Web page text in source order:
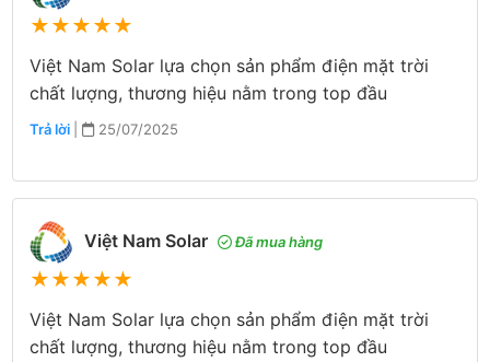
★★★★★
Việt Nam Solar lựa chọn sản phẩm điện mặt trời
chất lượng, thương hiệu nằm trong top đầu
Trả lời | 25/07/2025
Việt Nam Solar Đã mua hàng
★★★★★
Việt Nam Solar lựa chọn sản phẩm điện mặt trời
chất lượng, thương hiệu nằm trong top đầu